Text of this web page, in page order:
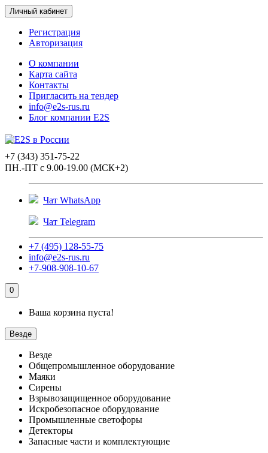
Личный кабинет
Регистрация
Авторизация
О компании
Карта сайта
Контакты
Пригласить на тендер
info@e2s-rus.ru
Блог компании E2S
+7 (343) 351-75-22
ПН.-ПТ с 9.00-19.00 (МСК+2)
Чат WhatsApp
Чат Telegram
+7 (495) 128-55-75
info@e2s-rus.ru
+7-908-908-10-67
0
Ваша корзина пуста!
Везде
Везде
Общепромышленное оборудование
Маяки
Сирены
Взрывозащищенное оборудование
Искробезопасное оборудование
Промышленные светофоры
Детекторы
Запасные части и комплектующие